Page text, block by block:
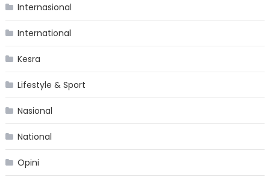
Internasional
International
Kesra
Lifestyle & Sport
Nasional
National
Opini